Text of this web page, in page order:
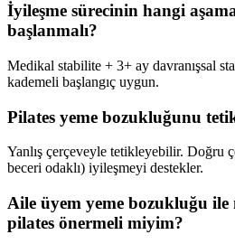
İyileşme sürecinin hangi
başlanmalı?
Medikal stabilite + 3+ ay davranışsal
kademeli başlangıç uygun.
Pilates yeme bozukluğunu
Yanlış çerçeveyle tetikleyebilir. Doğru
beceri odaklı) iyileşmeyi destekler.
Aile üyem yeme bozukluğu ile
pilates önermeli miyim?